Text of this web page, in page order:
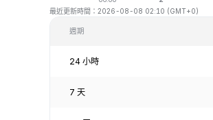
最近更新時間：2026-08-08 02:10 (GMT+0)
週期
24 小時
7 天